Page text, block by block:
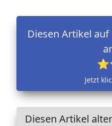
Diesen Artikel
Jetzt
Diesen Artikel